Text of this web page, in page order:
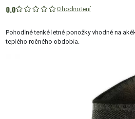
0.0 0 hodnotení
Pohodlné tenké letné ponožky vhodné na
teplého ročného obdobia.